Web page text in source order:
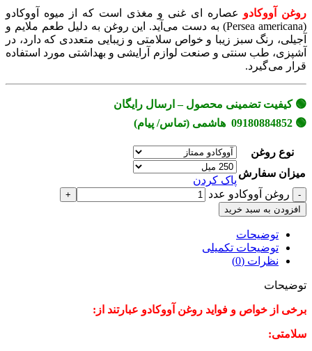
روغن آووکادو عصاره ای غنی و مغذی است که از میوه آووکادو
(Persea americana) به دست می‌آید. این روغن به دلیل طعم ملایم و
آجیلی، رنگ سبز زیبا و خواص سلامتی و زیبایی متعددی که دارد، در
آشپزی، طب سنتی و صنعت لوازم آرایشی و بهداشتی مورد استفاده
قرار می‌گیرد.
🟢 کیفیت تضمینی محصول – ارسال رایگان
🟢 09180884852 هاشمی (تماس/ پیام)
نوع روغن
میزان سفارش
پاک کردن
روغن آووکادو عدد
افزودن به سبد خرید
توضیحات
توضیحات تکمیلی
نظرات (0)
توضیحات
برخی از خواص و فواید روغن آووکادو عبارتند از:
سلامتی: